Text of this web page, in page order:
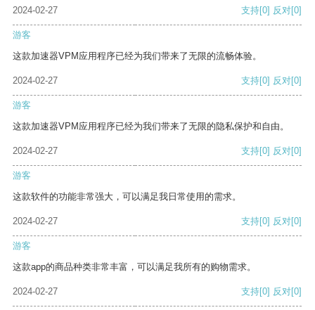
2024-02-27
支持[0] 反对[0]
游客
这款加速器VPM应用程序已经为我们带来了无限的流畅体验。
2024-02-27 支持[0] 反对[0]
游客
这款加速器VPM应用程序已经为我们带来了无限的隐私保护和自由。
2024-02-27 支持[0] 反对[0]
游客
这款软件的功能非常强大，可以满足我日常使用的需求。
2024-02-27 支持[0] 反对[0]
游客
这款app的商品种类非常丰富，可以满足我所有的购物需求。
2024-02-27 支持[0] 反对[0]